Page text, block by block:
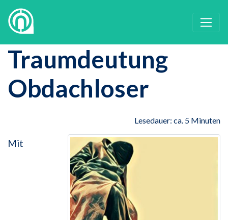
Traumdeutung
Obdachloser
Lesedauer: ca. 5 Minuten
Mit